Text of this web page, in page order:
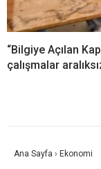
“Bilgiye Açılan
çalışmalar
Ana Sayfa › Ekonomi